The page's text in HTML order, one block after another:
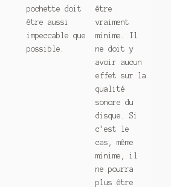
pochette doit
être aussi
impeccable que
possible.
être
vraiment
minime. Il
ne doit y
avoir aucun
effet sur la
qualité
sonore du
disque. Si
c’est le
cas, même
minime, il
ne pourra
plus être